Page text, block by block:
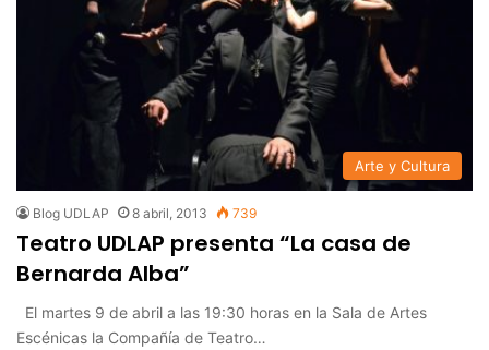
Arte y Cultura
Blog UDLAP 8 abril, 2013 739
Teatro UDLAP presenta “La casa de
Bernarda Alba”
El martes 9 de abril a las 19:30 horas en la Sala de Artes
Escénicas la Compañía de Teatro…